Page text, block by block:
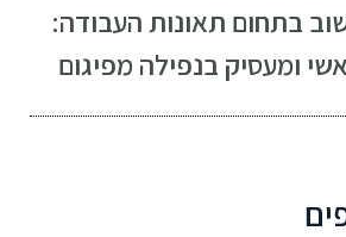
בתחום תאונות העבודה:
ומעסיק בנפילה מפיגום